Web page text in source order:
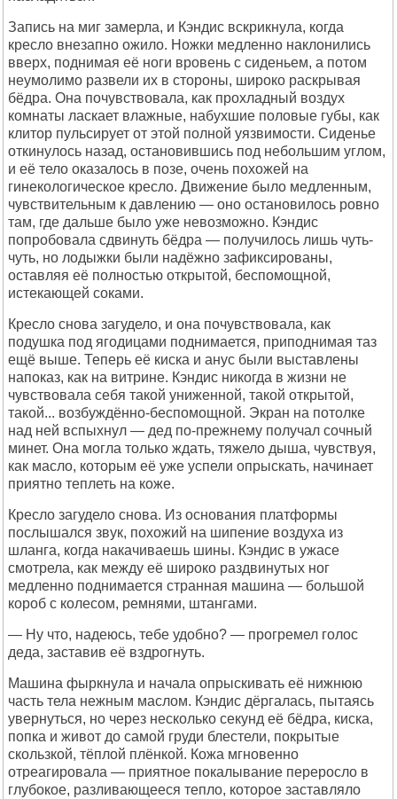
Запись на миг замерла, и Кэндис вскрикнула, когда
кресло внезапно ожило. Ножки медленно наклонились
вверх, поднимая её ноги вровень с сиденьем, а потом
неумолимо развели их в стороны, широко раскрывая
бёдра. Она почувствовала, как прохладный воздух
комнаты ласкает влажные, набухшие половые губы, как
клитор пульсирует от этой полной уязвимости. Сиденье
откинулось назад, остановившись под небольшим углом,
и её тело оказалось в позе, очень похожей на
гинекологическое кресло. Движение было медленным,
чувствительным к давлению — оно остановилось ровно
там, где дальше было уже невозможно. Кэндис
попробовала сдвинуть бёдра — получилось лишь чуть-
чуть, но лодыжки были надёжно зафиксированы,
оставляя её полностью открытой, беспомощной,
истекающей соками.
Кресло снова загудело, и она почувствовала, как
подушка под ягодицами поднимается, приподнимая таз
ещё выше. Теперь её киска и анус были выставлены
напоказ, как на витрине. Кэндис никогда в жизни не
чувствовала себя такой униженной, такой открытой,
такой... возбуждённо-беспомощной. Экран на потолке
над ней вспыхнул — дед по-прежнему получал сочный
минет. Она могла только ждать, тяжело дыша, чувствуя,
как масло, которым её уже успели опрыскать, начинает
приятно теплеть на коже.
Кресло загудело снова. Из основания платформы
послышался звук, похожий на шипение воздуха из
шланга, когда накачиваешь шины. Кэндис в ужасе
смотрела, как между её широко раздвинутых ног
медленно поднимается странная машина — большой
короб с колесом, ремнями, штангами.
— Ну что, надеюсь, тебе удобно? — прогремел голос
деда, заставив её вздрогнуть.
Машина фыркнула и начала опрыскивать её нижнюю
часть тела нежным маслом. Кэндис дёргалась, пытаясь
увернуться, но через несколько секунд её бёдра, киска,
попка и живот до самой груди блестели, покрытые
скользкой, тёплой плёнкой. Кожа мгновенно
отреагировала — приятное покалывание переросло в
глубокое, разливающееся тепло, которое заставляло